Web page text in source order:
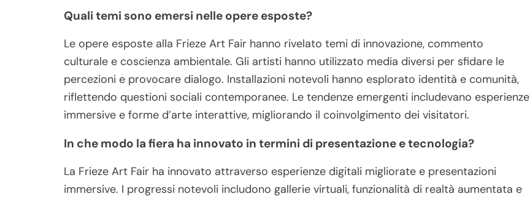
Quali temi sono emersi nelle opere esposte?
Le opere esposte alla Frieze Art Fair hanno rivelato temi di innovazione, commento
culturale e coscienza ambientale. Gli artisti hanno utilizzato media diversi per sfidare le
percezioni e provocare dialogo. Installazioni notevoli hanno esplorato identità e comunità,
riflettendo questioni sociali contemporanee. Le tendenze emergenti includevano esperienze
immersive e forme d’arte interattive, migliorando il coinvolgimento dei visitatori.
In che modo la fiera ha innovato in termini di presentazione e tecnologia?
La Frieze Art Fair ha innovato attraverso esperienze digitali migliorate e presentazioni
immersive. I progressi notevoli includono gallerie virtuali, funzionalità di realtà aumentata e